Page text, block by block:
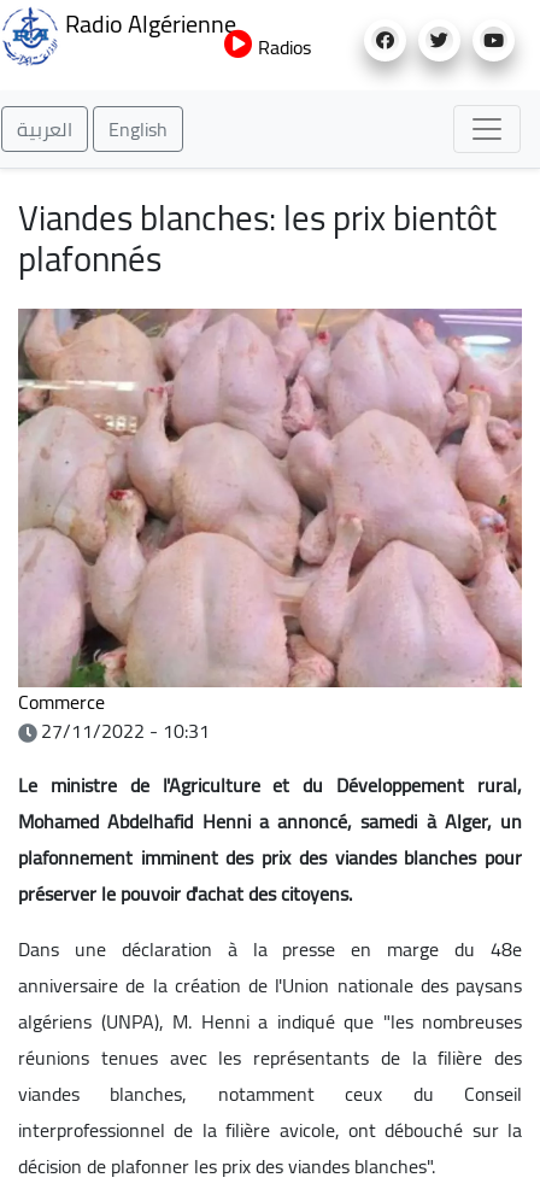
au
Radio Algérienne
Radios
العربية English
Viandes blanches: les prix bientôt
plafonnés
Commerce
27/11/2022 - 10:31
Le ministre de l'Agriculture et du Développement rural,
Mohamed Abdelhafid Henni a annoncé, samedi à Alger, un
plafonnement imminent des prix des viandes blanches pour
préserver le pouvoir d'achat des citoyens.
Dans une déclaration à la presse en marge du 48e
anniversaire de la création de l'Union nationale des paysans
algériens (UNPA), M. Henni a indiqué que "les nombreuses
réunions tenues avec les représentants de la filière des
viandes blanches, notamment ceux du Conseil
interprofessionnel de la filière avicole, ont débouché sur la
décision de plafonner les prix des viandes blanches".